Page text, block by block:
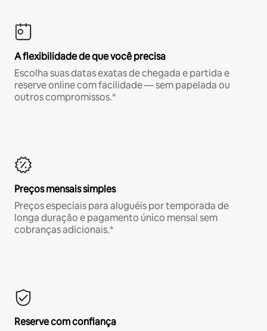
A flexibilidade de que você precisa
Escolha suas datas exatas de chegada e partida e
reserve online com facilidade — sem papelada ou
outros compromissos.*
Preços mensais simples
Preços especiais para aluguéis por temporada de
longa duração e pagamento único mensal sem
cobranças adicionais.*
Reserve com confiança